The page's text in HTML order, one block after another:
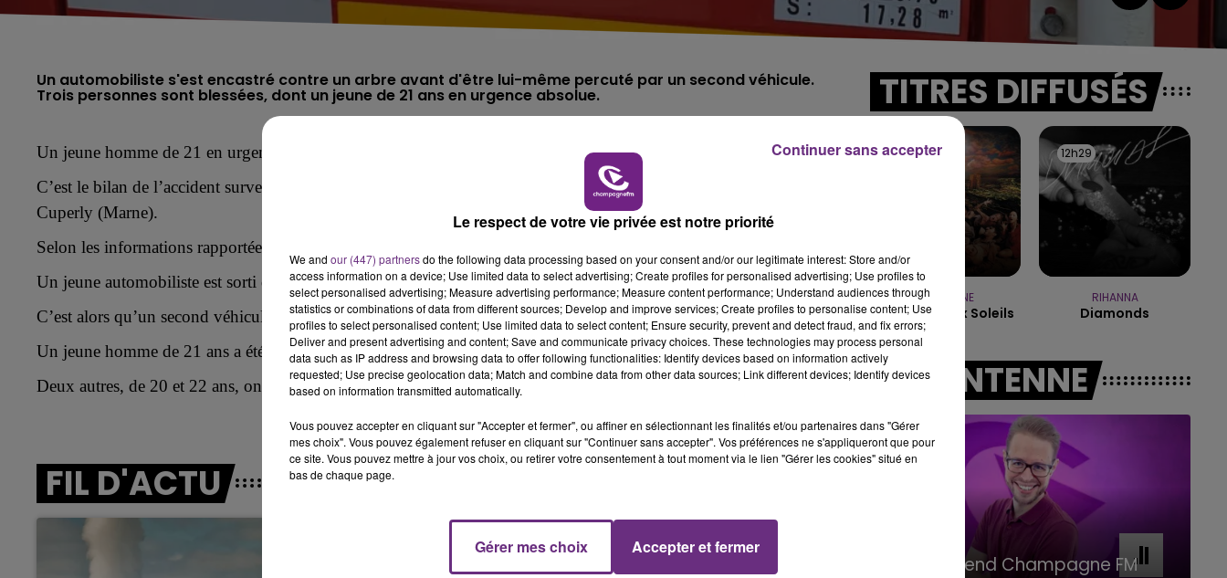
11h00 - 16h00
LE WEEK-END CHAMPAGNE FM
16h00 - 20h00
LE WEEK-END CHAMPAGNE FM
7h00 - 11h00
BEST OF
Un automobiliste s'est encastré contre un arbre avant d'être lui-même percuté par un second véhicule.
Trois personnes sont blessées, dont un jeune de 21 ans en urgence absolue.
Un jeune homme de 21 en urgence absolue et deux autres plus légèrement blessés.
C’est le bilan de l’accident survenu, vers 4h ce samedi matin, sur la RD 977 sur le secteur de la commune de
Cuperly (Marne).
Selon les informations rapportées par nos confrères de L’Union.
Un jeune automobiliste est sorti de la route et a heurté un arbre.
C’est alors qu’un second véhicule est venu percuter le premier.
Un jeune homme de 21 ans a été évacué par le Smur en état d’urgence absolue.
Deux autres, de 20 et 22 ans, ont été transporté au centre hospitalier de Châlons-en-Champagne.
FIL D'ACTU
TITRES DIFFUSÉS
12h32
12h32
INDOCHINE
Les Nouveaux Soleils
12h29
12h29
RIHANNA
Diamonds
A L'ANTENNE
7h00 - 11h00
Le week-end Champagne FM
Le respect de votre vie privée est notre priorité
We and our (447) partnersdo the following data processing based on your consent and/or our legitimate interest: Store and/or
access information on a device; Use limited data to select advertising; Create profiles for personalised advertising; Use profiles to
select personalised advertising; Measure advertising performance; Measure content performance; Understand audiences through
statistics or combinations of data from different sources; Develop and improve services; Create profiles to personalise content; Use
profiles to select personalised content; Use limited data to select content; Ensure security, prevent and detect fraud, and fix errors;
Deliver and present advertising and content; Save and communicate privacy choices. These technologies may process personal
data such as IP address and browsing data to offer following functionalities: Identify devices based on information actively
requested; Use precise geolocation data; Match and combine data from other data sources; Link different devices; Identify devices
based on information transmitted automatically.
Vous pouvez accepter en cliquant sur "Accepter et fermer", ou affiner en sélectionnant les finalités et/ou partenaires dans "Gérer
mes choix". Vous pouvez également refuser en cliquant sur "Continuer sans accepter". Vos préférences ne s'appliqueront que pour
ce site. Vous pouvez mettre à jour vos choix, ou retirer votre consentement à tout moment via le lien "Gérer les cookies" situé en
bas de chaque page.
Gérer mes choix Accepter et fermer
Continuer sans accepter